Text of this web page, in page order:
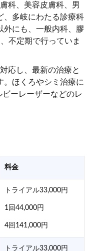
科、美容皮膚科、男
、多岐にわたる診療科
外にも、一般内科、膠
不定期で行っていま
応し、最新の治療と
。ほくろやシミ治療に
ーレーザーなどのレ
料金
トライアル33,000円
1回44,000円
4回141,000円
トライアル33,000円